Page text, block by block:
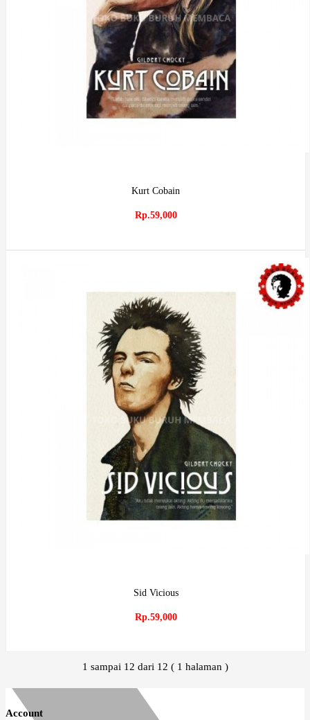
Kurt Cobain
Rp.59,000
Sid Vicious
Rp.59,000
1 sampai 12 dari 12 ( 1 halaman )
Account